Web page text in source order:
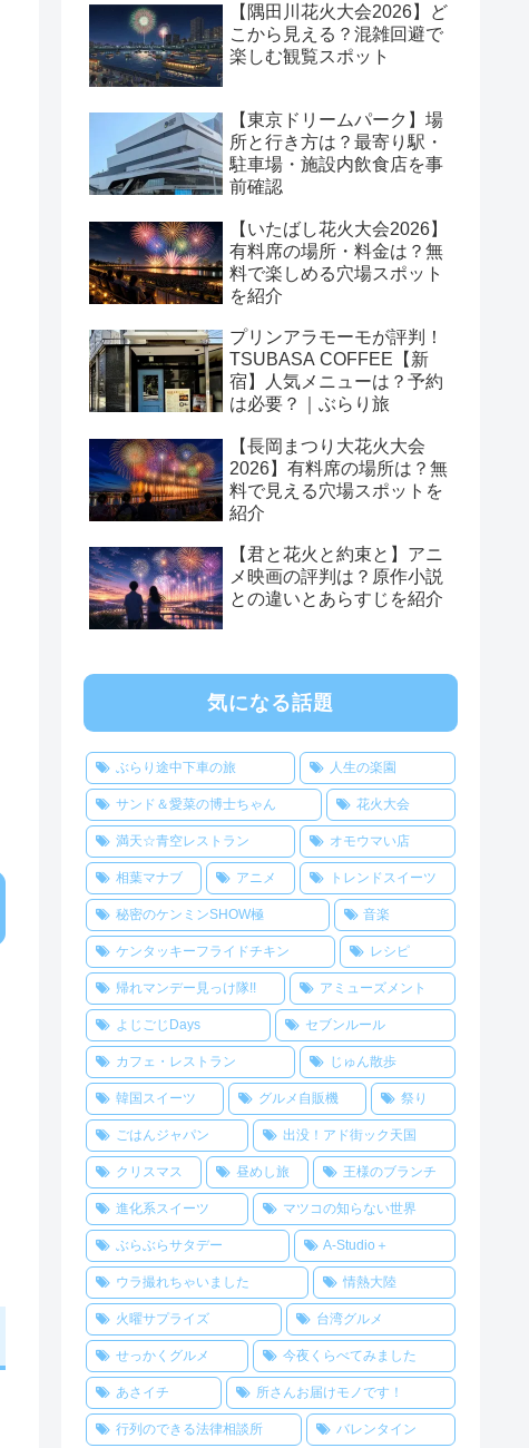
【隅田川花火大会2026】ど
こから見える？混雑回避で
楽しむ観覧スポット
【東京ドリームパーク】場
所と行き方は？最寄り駅・
駐車場・施設内飲食店を事
前確認
【いたばし花火大会2026】
有料席の場所・料金は？無
料で楽しめる穴場スポット
を紹介
プリンアラモーモが評判！
TSUBASA COFFEE【新
宿】人気メニューは？予約
は必要？｜ぶらり旅
【長岡まつり大花火大会
2026】有料席の場所は？無
料で見える穴場スポットを
紹介
【君と花火と約束と】アニ
メ映画の評判は？原作小説
との違いとあらすじを紹介
気になる話題
ぶらり途中下車の旅 人生の楽園
サンド＆愛菜の博士ちゃん 花火大会
満天☆青空レストラン オモウマい店
相葉マナブ アニメ トレンドスイーツ
秘密のケンミンSHOW極 音楽
ケンタッキーフライドチキン レシピ
帰れマンデー見っけ隊!! アミューズメント
よじごじDays セブンルール
カフェ・レストラン じゅん散歩
韓国スイーツ グルメ自販機 祭り
ごはんジャパン 出没！アド街ック天国
クリスマス 昼めし旅 王様のブランチ
進化系スイーツ マツコの知らない世界
ぶらぶらサタデー A-Studio＋
ウラ撮れちゃいました 情熱大陸
火曜サプライズ 台湾グルメ
せっかくグルメ 今夜くらべてみました
あさイチ 所さんお届けモノです！
行列のできる法律相談所 バレンタイン